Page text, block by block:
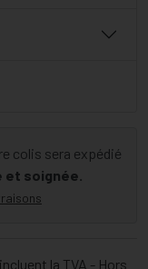
colis sera expédié
et soignée.
la TVA - Hors